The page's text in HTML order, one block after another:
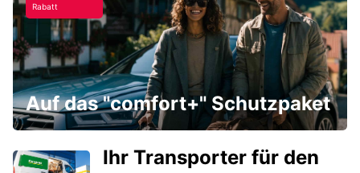
Rabatt
Auf das "comfort+" Schutzpaket
Ihr Transporter für den